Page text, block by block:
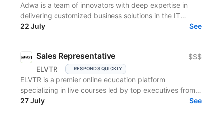
Adwa is a team of innovators with deep expertise in
delivering customized business solutions in the IT
sector. We are looking for an outgoing extrovert and...
22 July See
Sales Representative
ELVTR RESPONDS QUICKLY
$$$
ELVTR is a premier online education platform
specializing in live courses led by top executives from
globally renowned companies. Our unique approach
27 July See